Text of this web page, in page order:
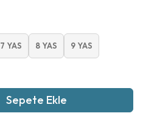
7 YAS 8 YAS 9 YAS
Sepete Ekle